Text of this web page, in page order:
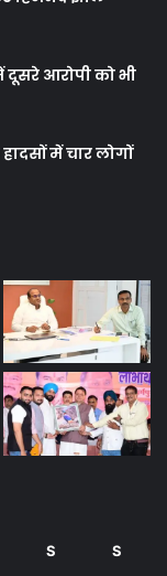
आरोपी को भी
में चार लोगों
S S